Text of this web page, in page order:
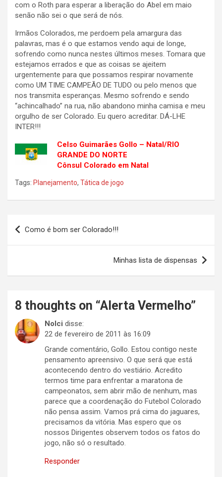
com o Roth para esperar a liberação do Abel em maio
senão não sei o que será de nós.
Irmãos Colorados, me perdoem pela amargura das
palavras, mas é o que estamos vendo aqui de longe,
sofrendo como nunca nestes últimos meses. Tomara que
estejamos errados e que as coisas se ajeitem
urgentemente para que possamos respirar novamente
como UM TIME CAMPEÃO DE TUDO ou pelo menos que
nos transmita esperanças. Mesmo sofrendo e sendo
“achincalhado” na rua, não abandono minha camisa e meu
orgulho de ser Colorado. Eu quero acreditar. DÁ-LHE
INTER!!!
Celso Guimarães Gollo – Natal/RIO
GRANDE DO NORTE
Cônsul Colorado em Natal
Tags: Planejamento, Tática de jogo
Navegação
de
Como é bom ser Colorado!!!
Minhas lista de dispensas
8 thoughts on “Alerta Vermelho”
Nolci disse:
22 de fevereiro de 2011 às 16:09
Grande comentário, Gollo. Estou contigo neste
pensamento apreensivo. O que será que está
acontecendo dentro do vestiário. Acredito
termos time para enfrentar a maratona de
campeonatos, sem abrir mão de nenhum, mas
parece que a coordenação do Futebol Colorado
não pensa assim. Vamos prá cima do jaguares,
precisamos da vitória. Mas espero que os
nossos Dirigentes observem todos os fatos do
jogo, não só o resultado.
Responder